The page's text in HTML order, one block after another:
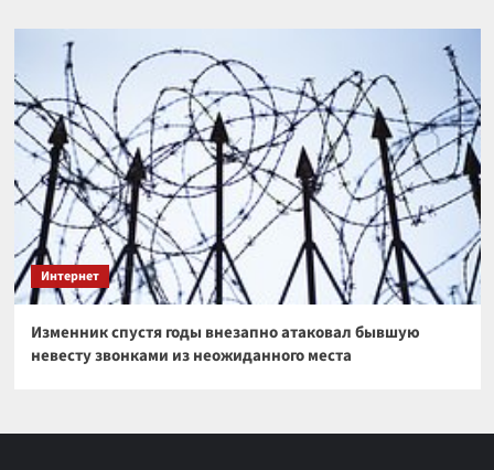
Интернет
Изменник спустя годы внезапно атаковал бывшую
невесту звонками из неожиданного места